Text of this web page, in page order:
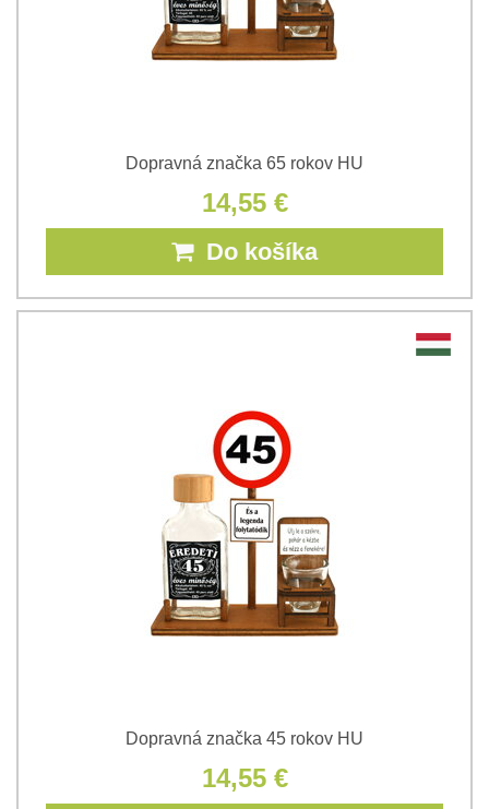
Dopravná značka 65 rokov HU
14,55 €
Do košíka
Dopravná značka 45 rokov HU
14,55 €